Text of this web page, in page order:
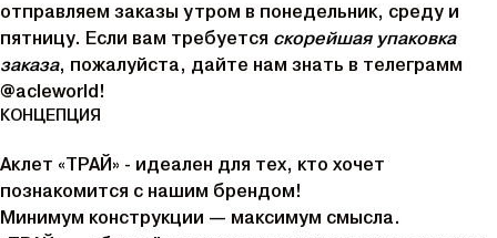
отправляем заказы утром в понедельник, среду и
пятницу. Если вам требуется скорейшая упаковка
заказа, пожалуйста, дайте нам знать в телеграмм
@acleworld!
КОНЦЕПЦИЯ
Аклет «ТРАЙ» - идеален для тех, кто хочет
познакомится с нашим брендом!
Минимум конструкции — максимум смысла.